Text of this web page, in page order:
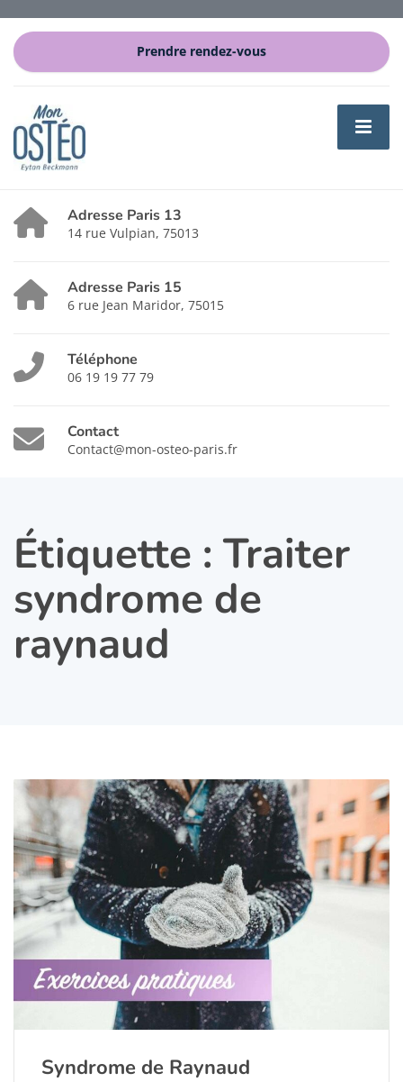
Prendre rendez-vous
Adresse Paris 13
14 rue Vulpian, 75013
Adresse Paris 15
6 rue Jean Maridor, 75015
Téléphone
06 19 19 77 79
Contact
Contact@mon-osteo-paris.fr
Étiquette : Traiter
syndrome de
raynaud
Syndrome de Raynaud